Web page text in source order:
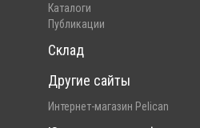
Каталоги
Публикации
Склад
Другие сайты
Интернет-магазин Pelican